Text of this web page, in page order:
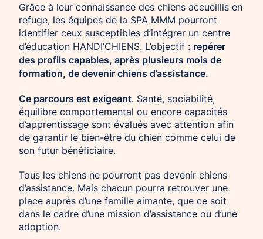
Grâce à leur connaissance des chiens accueillis en
refuge, les équipes de la SPA MMM pourront
identifier ceux susceptibles d’intégrer un centre
d’éducation HANDI’CHIENS. L’objectif : repérer
des profils capables, après plusieurs mois de
formation, de devenir chiens d’assistance.
Ce parcours est exigeant. Santé, sociabilité,
équilibre comportemental ou encore capacités
d’apprentissage sont évalués avec attention afin
de garantir le bien-être du chien comme celui de
son futur bénéficiaire.
Tous les chiens ne pourront pas devenir chiens
d’assistance. Mais chacun pourra retrouver une
place auprès d’une famille aimante, que ce soit
dans le cadre d’une mission d’assistance ou d’une
adoption.